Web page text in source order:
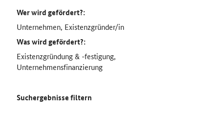
Wer wird gefördert?:
Unternehmen, Existenzgründer/in
Was wird gefördert?:
Existenzgründung & -festigung,
Unternehmensfinanzierung
Suchergebnisse filtern